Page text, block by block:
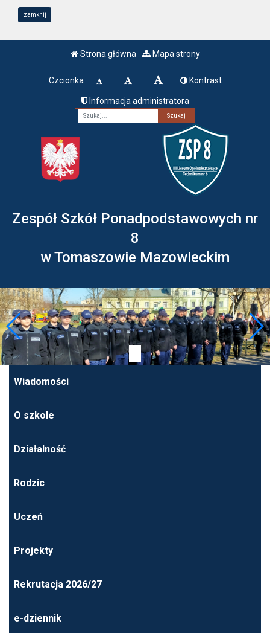
zamknij
Strona główna Mapa strony
Czcionka Kontrast
Informacja administratora
Fraza
Zespół Szkół Ponadpodstawowych nr
8
w Tomaszowie Mazowieckim
Wiadomości
O szkole
Działalność
Rodzic
Uczeń
Projekty
Rekrutacja 2026/27
e-dziennik